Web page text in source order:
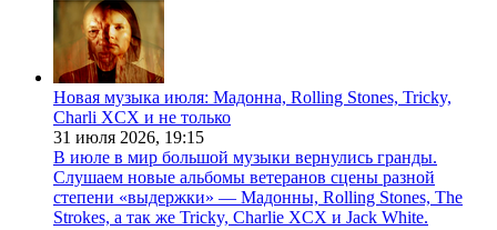
Новая музыка июля: Мадонна, Rolling Stones, Tricky,
Charli XCX и не только
31 июля 2026, 19:15
В июле в мир большой музыки вернулись гранды.
Слушаем новые альбомы ветеранов сцены разной
степени «выдержки» — Мадонны, Rolling Stones, The
Strokes, а так же Tricky, Charlie XCX и Jack White.